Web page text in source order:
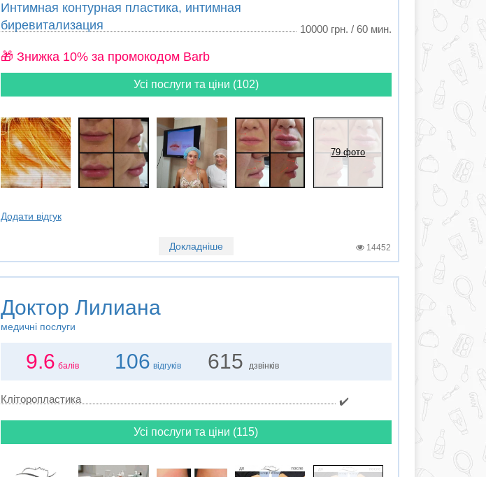
Интимная контурная пластика, интимная
биревитализация
10000 грн. / 60 мин.
🎁 Знижка 10% за промокодом Barb
Усі послуги та ціни (102)
79 фото
Додати відгук
Докладніше 14452
Доктор Лилиана
медичні послуги
9.6 балів 106 відгуків 615 дзвінків
Кліторопластика ✔️
Усі послуги та ціни (115)